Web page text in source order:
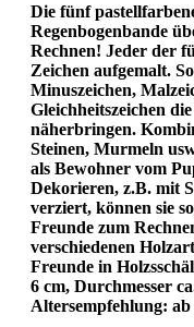
Die fünf
Regenbogenbande
Rechnen! Jeder der
Zeichen aufgemalt.
Minuszeichen,
Gleichheitszeichen
näherbringen.
Steinen, Murmeln
als Bewohner vom
Dekorieren, z.B. mit
verziert, können sie
Freunde zum
verschiedenen
Freunde in
6 cm, Durchmesser
Altersempfehlung: